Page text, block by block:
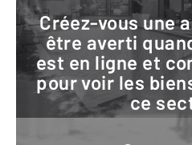
Créez-vous une alerte mail pour
être averti
est en ligne et
pour voir les
ce